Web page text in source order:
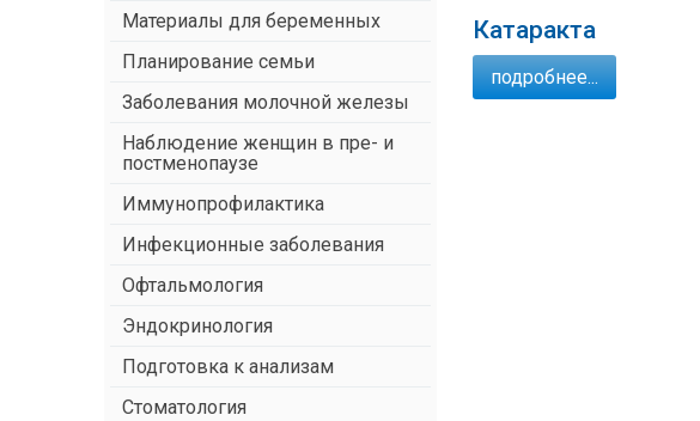
Катаракта
подробнее...
Материалы для беременных
Планирование семьи
Заболевания молочной железы
Наблюдение женщин в пре- и
постменопаузе
Иммунопрофилактика
Инфекционные заболевания
Офтальмология
Эндокринология
Подготовка к анализам
Стоматология